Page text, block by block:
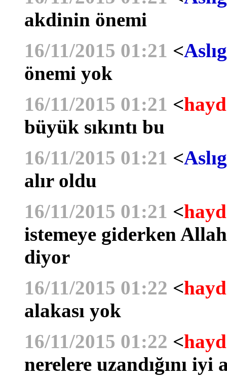
akdinin önemi
16/11/2015 01:21 <
önemi yok
16/11/2015 01:21 <
büyük sıkıntı bu
16/11/2015 01:21 <
alır oldu
16/11/2015 01:21 <
istemeye giderken
diyor
16/11/2015 01:22 <
alakası yok
16/11/2015 01:22 <
nerelere uzandığını iyi